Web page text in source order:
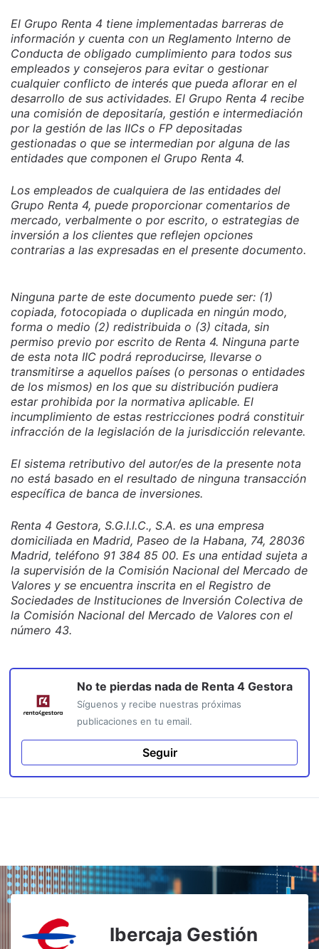
El Grupo Renta 4 tiene implementadas barreras de
información y cuenta con un Reglamento Interno de
Conducta de obligado cumplimiento para todos sus
empleados y consejeros para evitar o gestionar
cualquier conflicto de interés que pueda aflorar en el
desarrollo de sus actividades. El Grupo Renta 4 recibe
una comisión de depositaría, gestión e intermediación
por la gestión de las IICs o FP depositadas
gestionadas o que se intermedian por alguna de las
entidades que componen el Grupo Renta 4.
Los empleados de cualquiera de las entidades del
Grupo Renta 4, puede proporcionar comentarios de
mercado, verbalmente o por escrito, o estrategias de
inversión a los clientes que reflejen opciones
contrarias a las expresadas en el presente documento.
Ninguna parte de este documento puede ser: (1)
copiada, fotocopiada o duplicada en ningún modo,
forma o medio (2) redistribuida o (3) citada, sin
permiso previo por escrito de Renta 4. Ninguna parte
de esta nota IIC podrá reproducirse, llevarse o
transmitirse a aquellos países (o personas o entidades
de los mismos) en los que su distribución pudiera
estar prohibida por la normativa aplicable. El
incumplimiento de estas restricciones podrá constituir
infracción de la legislación de la jurisdicción relevante.
El sistema retributivo del autor/es de la presente nota
no está basado en el resultado de ninguna transacción
específica de banca de inversiones.
Renta 4 Gestora, S.G.I.I.C., S.A. es una empresa
domiciliada en Madrid, Paseo de la Habana, 74, 28036
Madrid, teléfono 91 384 85 00. Es una entidad sujeta a
la supervisión de la Comisión Nacional del Mercado de
Valores y se encuentra inscrita en el Registro de
Sociedades de Instituciones de Inversión Colectiva de
la Comisión Nacional del Mercado de Valores con el
número 43.
No te pierdas nada de Renta 4 Gestora
Síguenos y recibe nuestras próximas
publicaciones en tu email.
Seguir
Ibercaja Gestión